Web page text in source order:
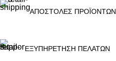
ΑΠΟΣΤΟΛΕΣ ΠΡΟΪΟΝΤΩΝ
ΕΞΥΠΗΡΕΤΗΣΗ ΠΕΛΑΤΩΝ